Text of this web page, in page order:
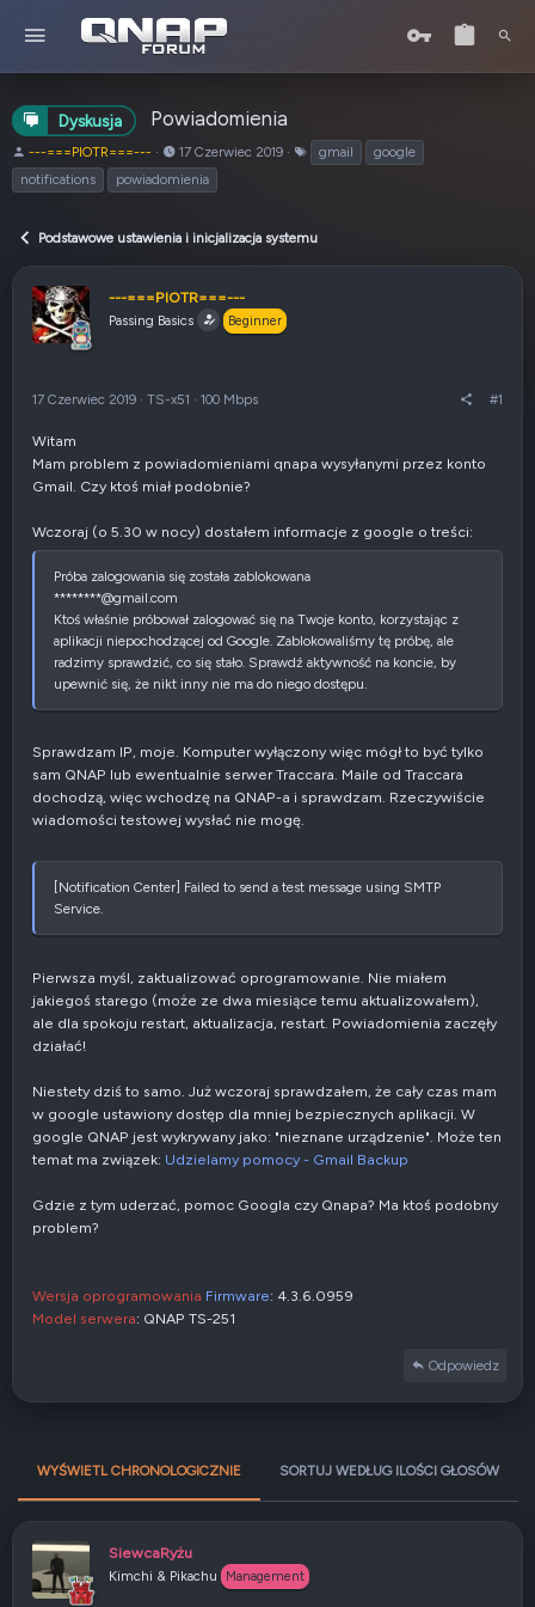
Dyskusja Powiadomienia
A
u
t
r
m
a
---===PIOTR===---
o
d
:
17 Czerwiec 2019
a
gmail
google
notifications
powiadomienia
Podstawowe ustawienia i inicjalizacja systemu
---===PIOTR===---
Passing Basics Beginner
17 Czerwiec 2019 · TS-x51 · 100 Mbps #1
Witam
Mam problem z powiadomieniami qnapa wysyłanymi przez konto
Gmail. Czy ktoś miał podobnie?
Wczoraj (o 5.30 w nocy) dostałem informacje z google o treści:
Próba zalogowania się została zablokowana
********@gmail.com
Ktoś właśnie próbował zalogować się na Twoje konto, korzystając z
aplikacji niepochodzącej od Google. Zablokowaliśmy tę próbę, ale
radzimy sprawdzić, co się stało. Sprawdź aktywność na koncie, by
upewnić się, że nikt inny nie ma do niego dostępu.
Sprawdzam IP, moje. Komputer wyłączony więc mógł to być tylko
sam QNAP lub ewentualnie serwer Traccara. Maile od Traccara
dochodzą, więc wchodzę na QNAP-a i sprawdzam. Rzeczywiście
wiadomości testowej wysłać nie mogę.
[Notification Center] Failed to send a test message using SMTP
Service.
Pierwsza myśl, zaktualizować oprogramowanie. Nie miałem
jakiegoś starego (może ze dwa miesiące temu aktualizowałem),
ale dla spokoju restart, aktualizacja, restart. Powiadomienia zaczęły
działać!
Niestety dziś to samo. Już wczoraj sprawdzałem, że cały czas mam
w google ustawiony dostęp dla mniej bezpiecznych aplikacji. W
google QNAP jest wykrywany jako: "nieznane urządzenie". Może ten
temat ma związek: Udzielamy pomocy - Gmail Backup
Gdzie z tym uderzać, pomoc Googla czy Qnapa? Ma ktoś podobny
problem?
Wersja oprogramowania Firmware: 4.3.6.0959
Model serwera: QNAP TS-251
Odpowiedz
WYŚWIETL CHRONOLOGICZNIE SORTUJ WEDŁUG ILOŚCI GŁOSÓW
SiewcaRyżu
Kimchi & Pikachu Management